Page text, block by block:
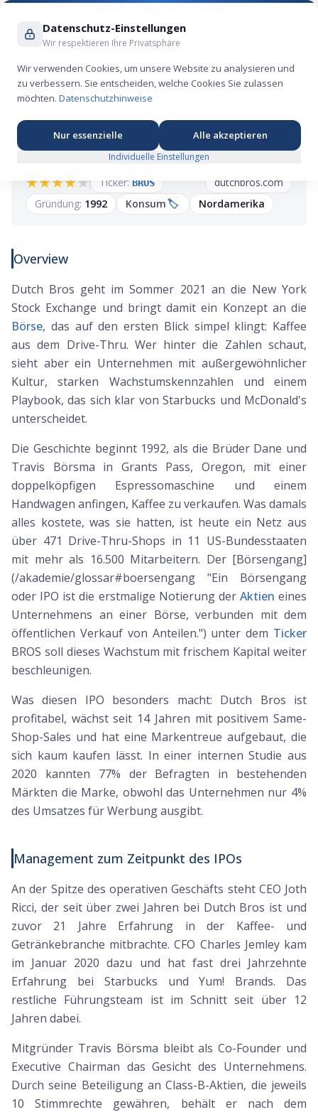
Suche ...
Dutch Bros IPO: Der Drive-Thru-Kaffee, der
Amerika stürmisch nimmt
★★★★★ Ticker: BROS
dutchbros.com
Gründung: 1992 Konsum🏷️ Nordamerika
Overview
Dutch Bros geht im Sommer 2021 an die New York
Stock Exchange und bringt damit ein Konzept an die
Börse, das auf den ersten Blick simpel klingt: Kaffee
aus dem Drive-Thru. Wer hinter die Zahlen schaut,
sieht aber ein Unternehmen mit außergewöhnlicher
Kultur, starken Wachstumskennzahlen und einem
Playbook, das sich klar von Starbucks und McDonald's
unterscheidet.
Die Geschichte beginnt 1992, als die Brüder Dane und
Travis Börsma in Grants Pass, Oregon, mit einer
doppelköpfigen Espressomaschine und einem
Handwagen anfingen, Kaffee zu verkaufen. Was damals
alles kostete, was sie hatten, ist heute ein Netz aus
über 471 Drive-Thru-Shops in 11 US-Bundesstaaten
mit mehr als 16.500 Mitarbeitern. Der [Börsengang]
(/akademie/glossar#boersengang "Ein Börsengang
oder IPO ist die erstmalige Notierung der Aktien eines
Unternehmens an einer Börse, verbunden mit dem
öffentlichen Verkauf von Anteilen.") unter dem Ticker
BROS soll dieses Wachstum mit frischem Kapital weiter
beschleunigen.
Was diesen IPO besonders macht: Dutch Bros ist
profitabel, wächst seit 14 Jahren mit positivem Same-
Shop-Sales und hat eine Markentreue aufgebaut, die
sich kaum kaufen lässt. In einer internen Studie aus
2020 kannten 77% der Befragten in bestehenden
Märkten die Marke, obwohl das Unternehmen nur 4%
des Umsatzes für Werbung ausgibt.
Management zum Zeitpunkt des IPOs
An der Spitze des operativen Geschäfts steht CEO Joth
Ricci, der seit über zwei Jahren bei Dutch Bros ist und
zuvor 21 Jahre Erfahrung in der Kaffee- und
Getränkebranche mitbrachte. CFO Charles Jemley kam
im Januar 2020 dazu und hat fast drei Jahrzehnte
Erfahrung bei Starbucks und Yum! Brands. Das
restliche Führungsteam ist im Schnitt seit über 12
Jahren dabei.
Mitgründer Travis Börsma bleibt als Co-Founder und
Executive Chairman das Gesicht des Unternehmens.
Durch seine Beteiligung an Class-B-Aktien, die jeweils
10 Stimmrechte gewähren, behält er nach dem
Datenschutz-Einstellungen
Wir respektieren Ihre Privatsphäre
Wir verwenden Cookies, um unsere Website zu analysieren und
zu verbessern. Sie entscheiden, welche Cookies Sie zulassen
möchten. Datenschutzhinweise
Nur essenzielle Alle akzeptieren
Individuelle Einstellungen